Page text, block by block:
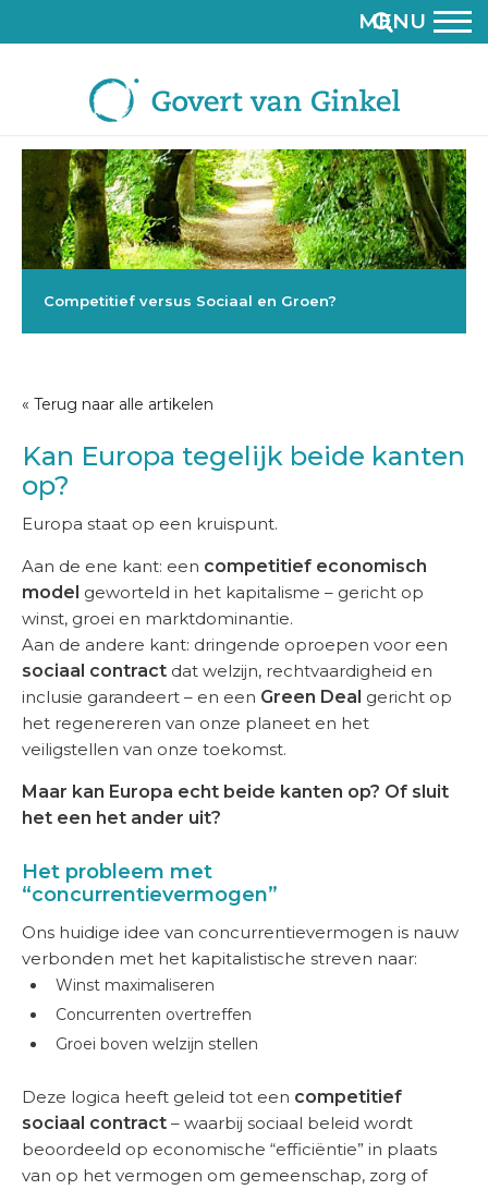
MENU
Competitief versus Sociaal en Groen?
« Terug naar alle artikelen
Kan Europa tegelijk beide kanten
op?
Europa staat op een kruispunt.
Aan de ene kant: een competitief economisch
model geworteld in het kapitalisme – gericht op
winst, groei en marktdominantie.
Aan de andere kant: dringende oproepen voor een
sociaal contract dat welzijn, rechtvaardigheid en
inclusie garandeert – en een Green Deal gericht op
het regenereren van onze planeet en het
veiligstellen van onze toekomst.
Maar kan Europa echt beide kanten op? Of sluit
het een het ander uit?
Het probleem met
“concurrentievermogen”
Ons huidige idee van concurrentievermogen is nauw
verbonden met het kapitalistische streven naar:
Winst maximaliseren
Concurrenten overtreffen
Groei boven welzijn stellen
Deze logica heeft geleid tot een competitief
sociaal contract – waarbij sociaal beleid wordt
beoordeeld op economische “efficiëntie” in plaats
van op het vermogen om gemeenschap, zorg of